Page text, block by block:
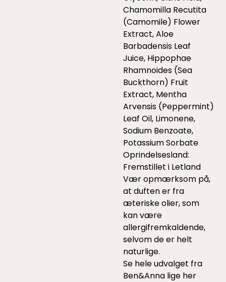
Chamomilla Recutita
(Camomile) Flower
Extract, Aloe
Barbadensis Leaf
Juice, Hippophae
Rhamnoides (Sea
Buckthorn) Fruit
Extract, Mentha
Arvensis (Peppermint)
Leaf Oil, Limonene,
Sodium Benzoate,
Potassium Sorbate
Oprindelsesland:
Fremstillet i Letland
Vær opmærksom på,
at duften er fra
æteriske olier, som
kan være
allergifremkaldende,
selvom de er helt
naturlige.
Se hele udvalget fra
Ben&Anna lige her